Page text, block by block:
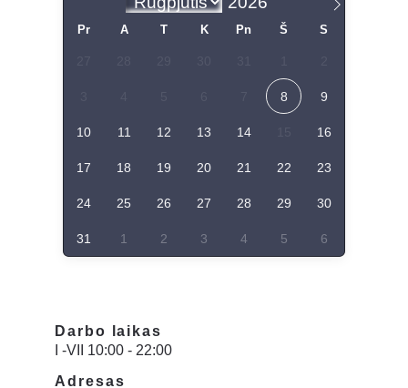
Darbo laikas
I -VII 10:00 - 22:00
Adresas